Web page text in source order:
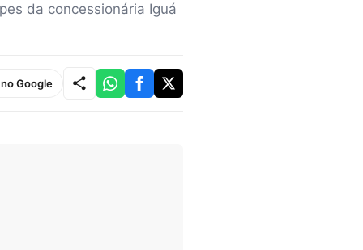
da concessionária Iguá
Google